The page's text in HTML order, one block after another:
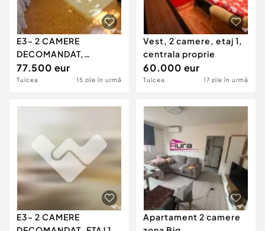
E3- 2 CAMERE
DECOMANDAT,
PARTER, CENTRALA
GAZ
77.500 eur
Tulcea 15 zile în urmă
Vest, 2 camere, etaj 1,
centrala proprie
60.000 eur
Tulcea 17 zile în urmă
E3- 2 CAMERE
Apartament 2 camere